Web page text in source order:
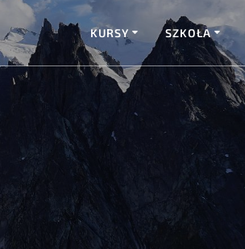
KURSY SZKOŁA